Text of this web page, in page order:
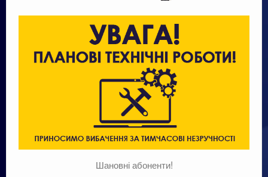
Шановні абоненти!